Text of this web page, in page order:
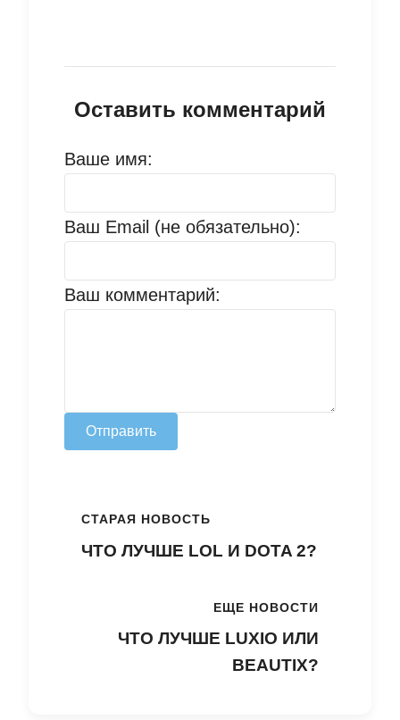
Оставить комментарий
Ваше имя:
Ваш Email (не обязательно):
Ваш комментарий:
Отправить
СТАРАЯ НОВОСТЬ
ЧТО ЛУЧШЕ LOL И DOTA 2?
ЕЩЕ НОВОСТИ
ЧТО ЛУЧШЕ LUXIO ИЛИ
BEAUTIX?